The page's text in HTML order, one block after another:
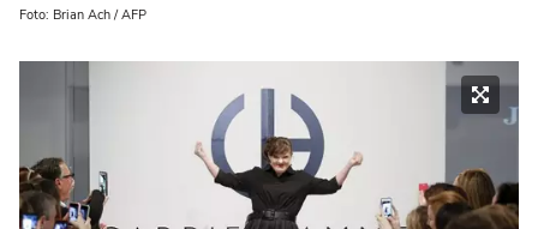
Foto: Brian Ach / AFP